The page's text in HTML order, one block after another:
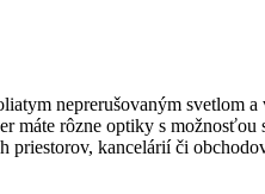
neprerušovaným svetlom
máte rôzne optiky s
priestorov, kancelárií či